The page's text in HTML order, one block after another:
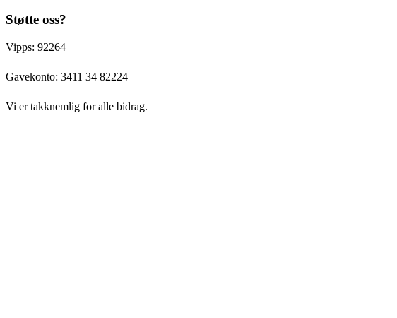
Støtte oss?
Vipps: 92264
Gavekonto: 3411 34 82224
Vi er takknemlig for alle bidrag.